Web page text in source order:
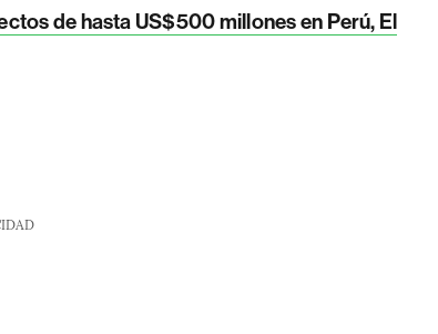
de hasta US$500 millones en Perú, El